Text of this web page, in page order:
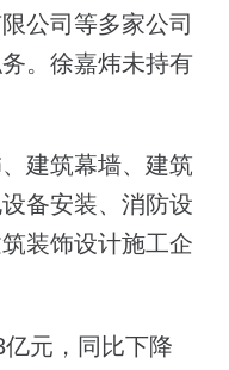
公司等多家公司
。徐嘉炜未持有
建筑幕墙、建筑
备安装、消防设
装饰设计施工企
元，同比下降